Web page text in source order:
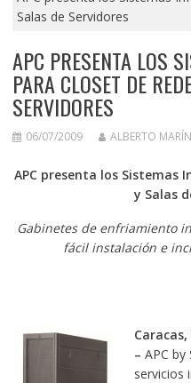
Salas de Servidores
APC PRESENTA LOS
PARA CLOSET DE
SERVIDORES
06/07/2009 ALBERTO
APC presenta los Sistemas
y Salas
Gabinetes de enfriamiento
fácil instalación e
Caracas,
– APC by
servicios